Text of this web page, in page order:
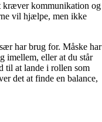
kræver kommunikation og
vil hjælpe, men ikke
har brug for. Måske har
imellem, eller at du står
til at lande i rollen som
det at finde en balance,